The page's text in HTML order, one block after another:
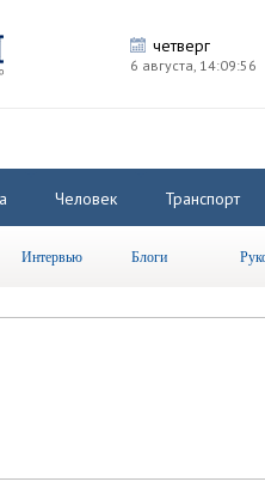
четверг
6 августа, 14:09:56
Человек Транспорт
Интервью Блоги